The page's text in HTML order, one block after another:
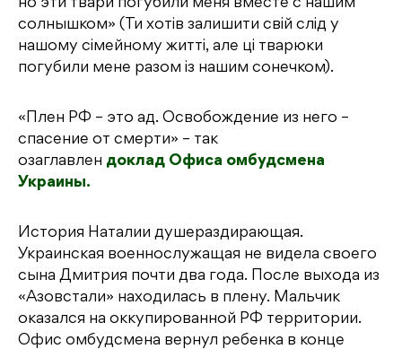
но эти твари погубили меня вместе с нашим
солнышком» (Ти хотів залишити свій слід у
нашому сімейному житті, але ці тварюки
погубили мене разом із нашим сонечком).
«Плен РФ – это ад. Освобождение из него –
спасение от смерти» – так
озаглавлен доклад Офиса омбудсмена
Украины.
История Наталии душераздирающая.
Украинская военнослужащая не видела своего
сына Дмитрия почти два года. После выхода из
«Азовстали» находилась в плену. Мальчик
оказался на оккупированной РФ территории.
Офис омбудсмена вернул ребенка в конце